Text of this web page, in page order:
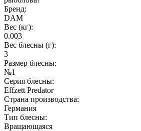
Бренд:
DAM
Вес (кг):
0.003
Вес блесны (г):
3
Размер блесны:
№1
Серия блесны:
Effzett Predator
Страна производства:
Германия
Тип блесны:
Вращающаяся